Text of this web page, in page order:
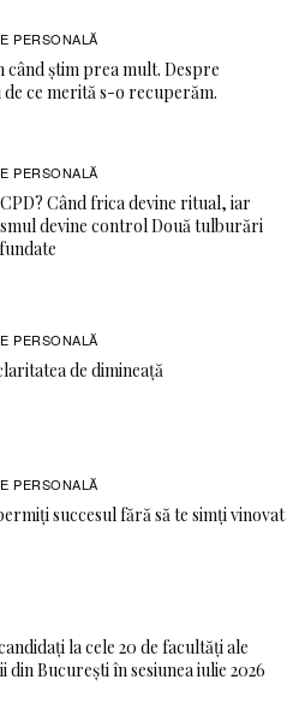
PERSONALĂ
când știm prea mult. Despre
de ce merită s-o recuperăm.
PERSONALĂ
Când frica devine ritual, iar
devine control Două tulburări
PERSONALĂ
de dimineață
PERSONALĂ
succesul fără să te simți vinovat
la cele 20 de facultăți ale
din București în sesiunea iulie 2026